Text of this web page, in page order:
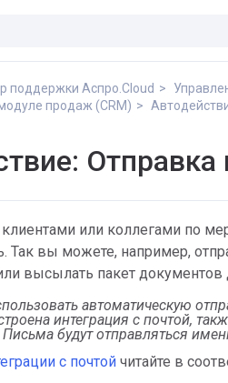
поддержки Аспро.Cloud
продаж (CRM)
Отправка
или коллегами по
Так вы можете, например,
высылать пакет документов
автоматическую
интеграция с почтой,
будут отправляться
с почтой читайте в